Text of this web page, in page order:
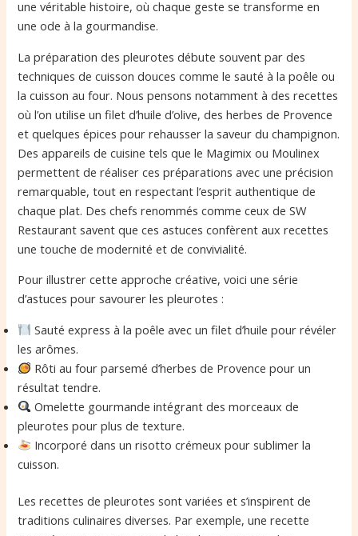
une véritable histoire, où chaque geste se transforme en
une ode à la gourmandise.
La préparation des pleurotes débute souvent par des
techniques de cuisson douces comme le sauté à la poêle ou
la cuisson au four. Nous pensons notamment à des recettes
où l’on utilise un filet d’huile d’olive, des herbes de Provence
et quelques épices pour rehausser la saveur du champignon.
Des appareils de cuisine tels que le Magimix ou Moulinex
permettent de réaliser ces préparations avec une précision
remarquable, tout en respectant l’esprit authentique de
chaque plat. Des chefs renommés comme ceux de SW
Restaurant savent que ces astuces confèrent aux recettes
une touche de modernité et de convivialité.
Pour illustrer cette approche créative, voici une série
d’astuces pour savourer les pleurotes :
Sauté express à la poêle avec un filet d’huile pour révéler
les arômes.
Rôti au four parsemé d’herbes de Provence pour un
résultat tendre.
Omelette gourmande intégrant des morceaux de
pleurotes pour plus de texture.
Incorporé dans un risotto crémeux pour sublimer la
cuisson.
Les recettes de pleurotes sont variées et s’inspirent de
traditions culinaires diverses. Par exemple, une recette